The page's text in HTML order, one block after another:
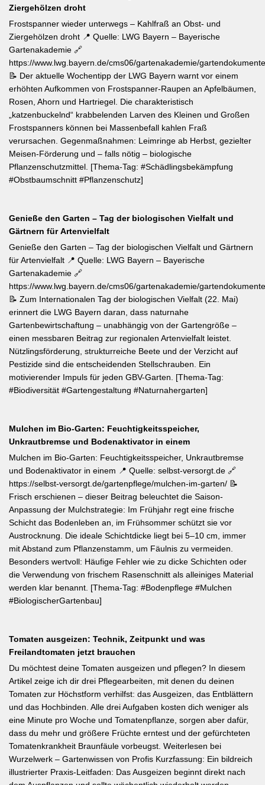
Ziergehölzen droht
Frostspanner wieder unterwegs – Kahlfraß an Obst- und
Ziergehölzen droht 📍 Quelle: LWG Bayern – Bayerische
Gartenakademie 🔗
https://www.lwg.bayern.de/cms06/gartenakademie/
📝 Der aktuelle Wochentipp der LWG Bayern warnt vor einem
erhöhten Aufkommen von Frostspanner-Raupen an Apfelbäumen,
Rosen, Ahorn und Hartriegel. Die charakteristisch
„katzenbuckelnd“ krabbelenden Larven des Kleinen und Großen
Frostspanners können bei Massenbefall kahlen Fraß
verursachen. Gegenmaßnahmen: Leimringe ab Herbst, gezielter
Meisen-Förderung und – falls nötig – biologische
Pflanzenschutzmittel. [Thema-Tag: #Schädlingsbekämpfung
#Obstbaumschnitt #Pflanzenschutz]
Genieße den Garten – Tag der biologischen Vielfalt und
Gärtnern für Artenvielfalt
Genieße den Garten – Tag der biologischen Vielfalt und Gärtnern
für Artenvielfalt 📍 Quelle: LWG Bayern – Bayerische
Gartenakademie 🔗
https://www.lwg.bayern.de/cms06/gartenakademie/
📝 Zum Internationalen Tag der biologischen Vielfalt (22. Mai)
erinnert die LWG Bayern daran, dass naturnahe
Gartenbewirtschaftung – unabhängig von der Gartengröße –
einen messbaren Beitrag zur regionalen Artenvielfalt leistet.
Nützlingsförderung, strukturreiche Beete und der Verzicht auf
Pestizide sind die entscheidenden Stellschrauben. Ein
motivierender Impuls für jeden GBV-Garten. [Thema-Tag:
#Biodiversität #Gartengestaltung #Naturnahergarten]
Mulchen im Bio-Garten: Feuchtigkeitsspeicher,
Unkrautbremse und Bodenaktivator in einem
Mulchen im Bio-Garten: Feuchtigkeitsspeicher, Unkrautbremse
und Bodenaktivator in einem 📍 Quelle: selbst-versorgt.de 🔗
https://selbst-versorgt.de/gartenpflege/mulchen-im-garten/ 📝
Frisch erschienen – dieser Beitrag beleuchtet die Saison-
Anpassung der Mulchstrategie: Im Frühjahr regt eine frische
Schicht das Bodenleben an, im Frühsommer schützt sie vor
Austrocknung. Die ideale Schichtdicke liegt bei 5–10 cm, immer
mit Abstand zum Pflanzenstamm, um Fäulnis zu vermeiden.
Besonders wertvoll: Häufige Fehler wie zu dicke Schichten oder
die Verwendung von frischem Rasenschnitt als alleiniges Material
werden klar benannt. [Thema-Tag: #Bodenpflege #Mulchen
#BiologischerGartenbau]
Tomaten ausgeizen: Technik, Zeitpunkt und was
Freilandtomaten jetzt brauchen
Du möchtest deine Tomaten ausgeizen und pflegen? In diesem
Artikel zeige ich dir drei Pflegearbeiten, mit denen du deinen
Tomaten zur Höchstform verhilfst: das Ausgeizen, das Entblättern
und das Hochbinden. Alle drei Aufgaben kosten dich weniger als
eine Minute pro Woche und Tomatenpflanze, sorgen aber dafür,
dass du mehr und größere Früchte erntest und der gefürchteten
Tomatenkrankheit Braunfäule vorbeugst. Weiterlesen bei
Wurzelwerk – Gartenwissen von Profis Kurzfassung: Ein bildreich
illustrierter Praxis-Leitfaden: Das Ausgeizen beginnt direkt nach